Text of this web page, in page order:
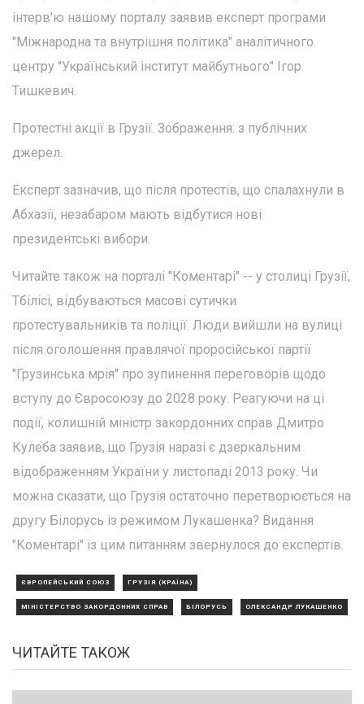
інтерв'ю нашому порталу заявив експерт програми
"Міжнародна та внутрішня політика" аналітичного
центру "Український інститут майбутнього" Ігор
Тишкевич.
Протестні акції в Грузії. Зображення: з публічних
джерел.
Експерт зазначив, що після протестів, що спалахнули в
Абхазії, незабаром мають відбутися нові
президентські вибори.
Читайте також на порталі "Коментарі" -- у столиці Грузії,
Тбілісі, відбуваються масові сутички
протестувальників та поліції. Люди вийшли на вулиці
після оголошення правлячої проросійської партії
"Грузинська мрія" про зупинення переговорів щодо
вступу до Євросоюзу до 2028 року. Реагуючи на ці
події, колишній міністр закордонних справ Дмитро
Кулеба заявив, що Грузія наразі є дзеркальним
відображенням України у листопаді 2013 року. Чи
можна сказати, що Грузія остаточно перетворюється на
другу Білорусь із режимом Лукашенка? Видання
"Коментарі" із цим питанням звернулося до експертів.
ЄВРОПЕЙСЬКИЙ СОЮЗ ГРУЗІЯ (КРАЇНА)
МІНІСТЕРСТВО ЗАКОРДОННИХ СПРАВ БІЛОРУСЬ ОЛЕКСАНДР ЛУКАШЕНКО
ЧИТАЙТЕ ТАКОЖ